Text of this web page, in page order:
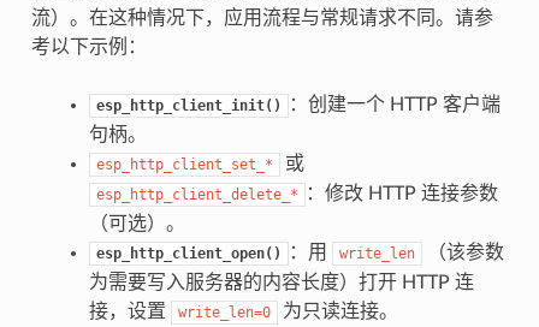
流）。在这种情况下，应用流程与常规请求不同。请参
考以下示例：
esp_http_client_init()
：创建一个 HTTP 客户端
句柄。
esp_http_client_set_* 或
esp_http_client_delete_*
：修改 HTTP 连接参数
（可选）。
esp_http_client_open() ：用 write_len
（该参数
为需要写入服务器的内容长度）打开 HTTP 连
接，设置
write_len=0 为只读连接。